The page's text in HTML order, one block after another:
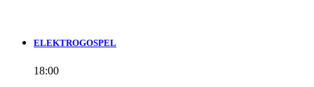
ELEKTROGOSPEL
18:00